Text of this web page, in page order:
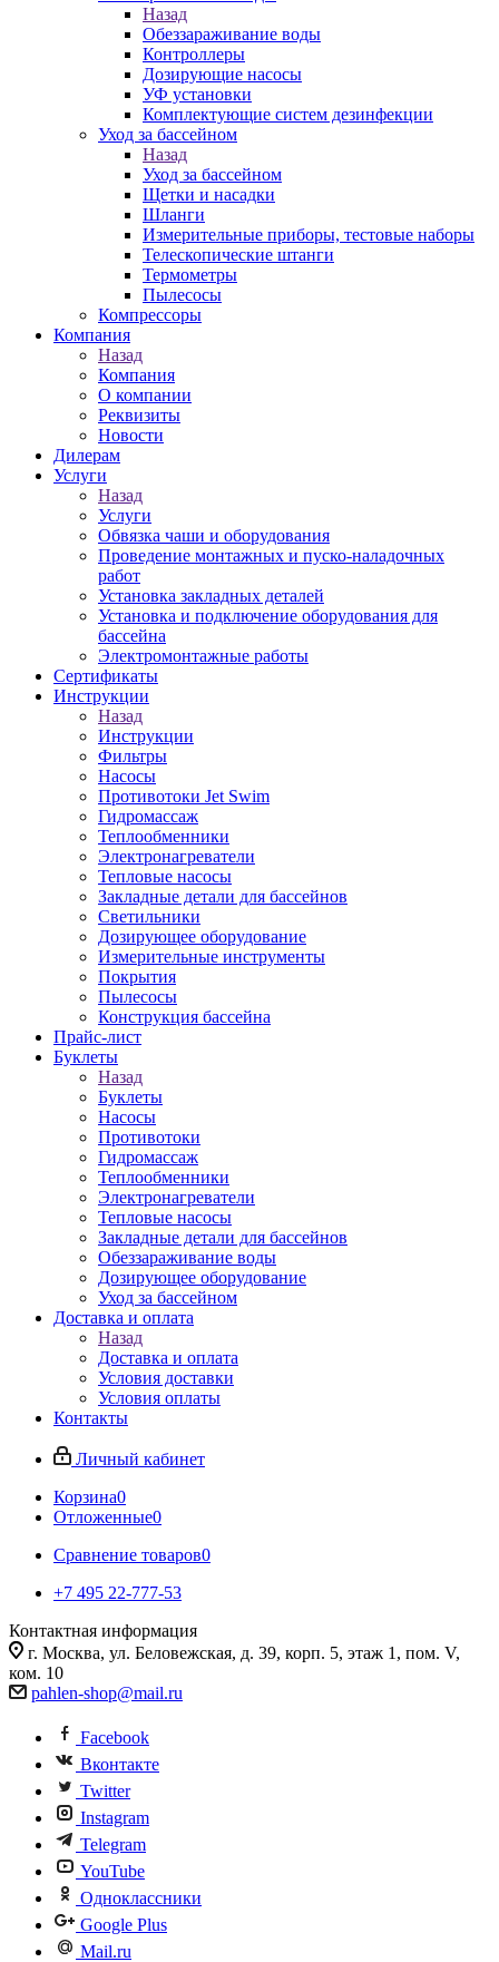
Назад
Обеззараживание воды
Контроллеры
Дозирующие насосы
УФ установки
Комплектующие систем дезинфекции
Уход за бассейном
Назад
Уход за бассейном
Щетки и насадки
Шланги
Измерительные приборы, тестовые наборы
Телескопические штанги
Термометры
Пылесосы
Компрессоры
Компания
Назад
Компания
О компании
Реквизиты
Новости
Дилерам
Услуги
Назад
Услуги
Обвязка чаши и оборудования
Проведение монтажных и пуско-наладочных
работ
Установка закладных деталей
Установка и подключение оборудования для
бассейна
Электромонтажные работы
Сертификаты
Инструкции
Назад
Инструкции
Фильтры
Насосы
Противотоки Jet Swim
Гидромассаж
Теплообменники
Электронагреватели
Тепловые насосы
Закладные детали для бассейнов
Светильники
Дозирующее оборудование
Измерительные инструменты
Покрытия
Пылесосы
Конструкция бассейна
Прайс-лист
Буклеты
Назад
Буклеты
Насосы
Противотоки
Гидромассаж
Теплообменники
Электронагреватели
Тепловые насосы
Закладные детали для бассейнов
Обеззараживание воды
Дозирующее оборудование
Уход за бассейном
Доставка и оплата
Назад
Доставка и оплата
Условия доставки
Условия оплаты
Контакты
Личный кабинет
Корзина0
Отложенные0
Сравнение товаров0
+7 495 22-777-53
Контактная информация
г. Москва, ул. Беловежская, д. 39, корп. 5, этаж 1, пом. V,
ком. 10
pahlen-shop@mail.ru
Facebook
Вконтакте
Twitter
Instagram
Telegram
YouTube
Одноклассники
Google Plus
Mail.ru